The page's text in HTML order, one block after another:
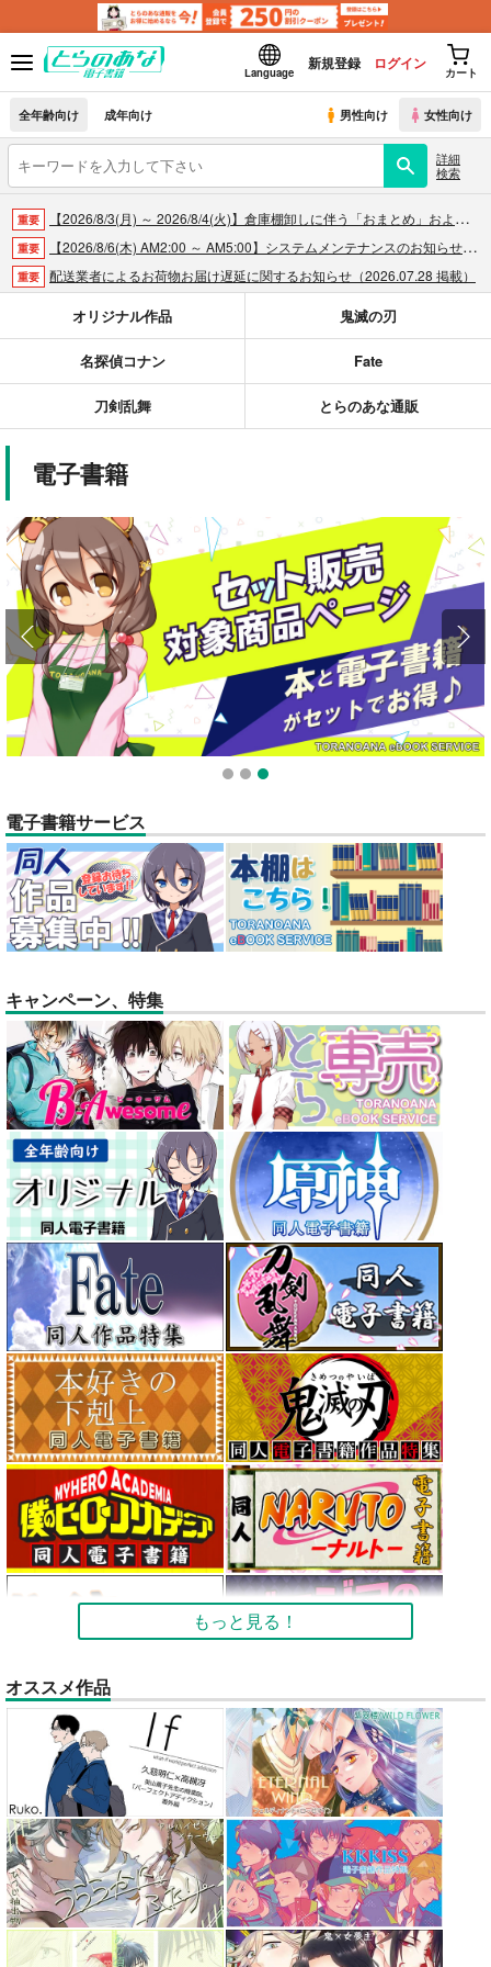
Language
新規登録 ログイン
カート
全年齢向け 成年向け 男性向け 女性向け
詳細
検索
重要 【2026/8/3(月) ～ 2026/8/4(火)】倉庫棚卸しに伴う「おまとめ」および「商品の出荷」休止のお知らせ（2026.07.30 掲載）
重要 【2026/8/6(木) AM2:00 ～ AM5:00】システムメンテナンスのお知らせ（2026.07.30 掲載）
重要 配送業者によるお荷物お届け遅延に関するお知らせ（2026.07.28 掲載）
【2026/4/1より】とらのあなプレミアム、新支払い方法＆新プラン導入のお知らせ（2026.03.09 掲載）
重要 おまとめサイクル「定期便(月2)」一般会員様の利用再開のお知らせ（2026.02.05 掲載）
「とらのあな×駿河屋日本橋乙女同人誌館」通販店頭受取サービス開始のお知らせ（2026.01.05 更新｜2025.12.30 掲載）
重要 個人情報保護方針の改定について（2025.09.19 更新｜2025.08.01 掲載）
全てのお知らせを見る
オリジナル作品 鬼滅の刃
名探偵コナン Fate
刀剣乱舞 とらのあな通販
電子書籍
1 2 3
電子書籍サービス
キャンペーン、特集
もっと見る！
オススメ作品